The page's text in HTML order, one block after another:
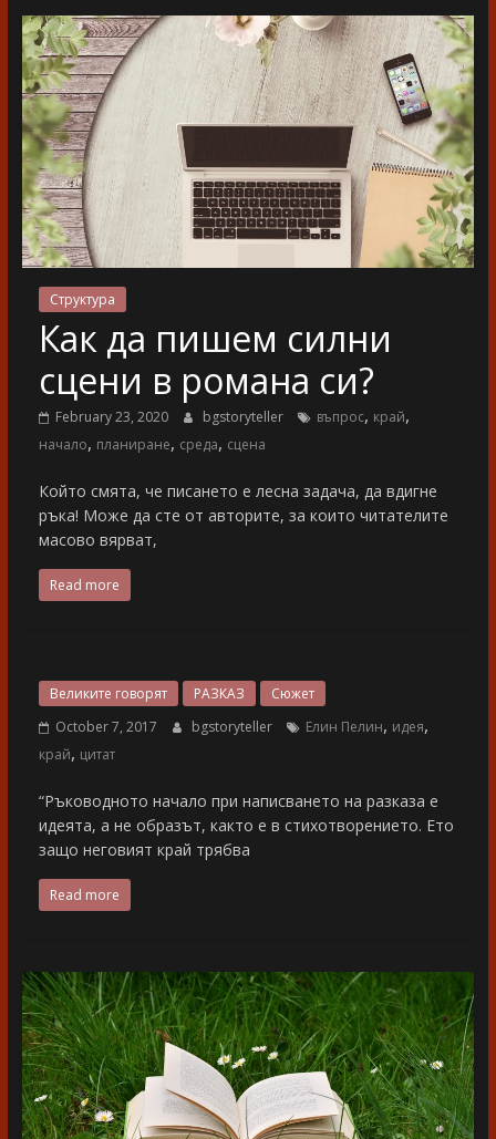
разказ
Структура
Как да пишем силни
сцени в романа си?
February 23, 2020 bgstoryteller въпрос, край,
начало, планиране, среда, сцена
Който смята, че писането е лесна задача, да вдигне
ръка! Може да сте от авторите, за които читателите
масово вярват,
Read more
Великите говорят РАЗКАЗ
Сюжет
October 7, 2017
bgstoryteller Елин Пелин, идея,
край, цитат
“Ръководното начало при написването на разказа е
идеята, а не образът, както е в стихотворението. Ето
защо неговият край трябва
Read more